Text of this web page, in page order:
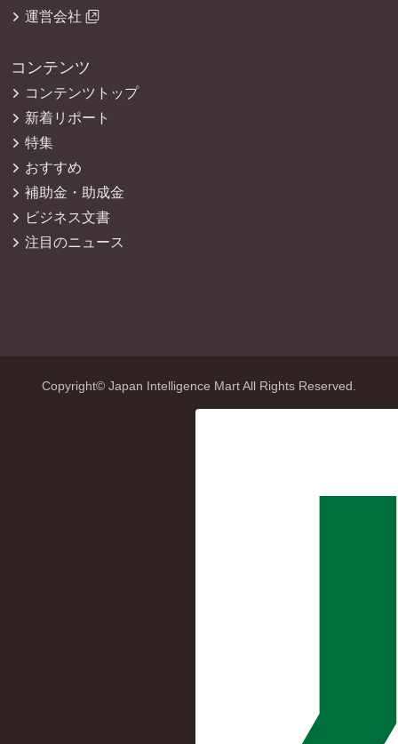
運営会社
コンテンツ
コンテンツトップ
新着リポート
特集
おすすめ
補助金・助成金
ビジネス文書
注目のニュース
Copyright© Japan Intelligence Mart All Rights Reserved.